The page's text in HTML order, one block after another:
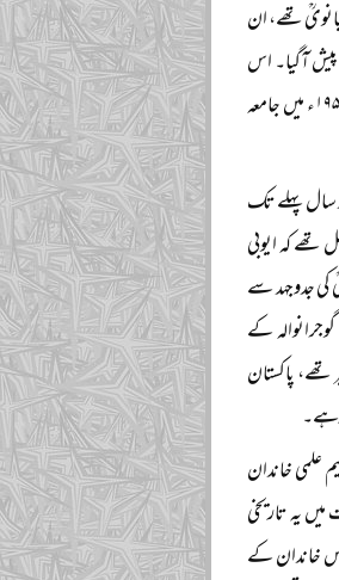
تھے، ان
پیش آگیا۔ اس
خاندان نے گوجرانوالہ کو نیا مسکن بنایا، اس کے بعد جامعہ عباسیہ بہاولپور اور مدرسہ عربیہ گوجرانوالہ میں تعلیم حاصل کرتے رہے۔ ۱۹۵۰ء میں جامعہ
سال پہلے تک
تھے کہ ایوبی
کی جدوجہد سے
کے
پاکستان
علمی خاندان
یہ تاریخی
اس خاندان کے